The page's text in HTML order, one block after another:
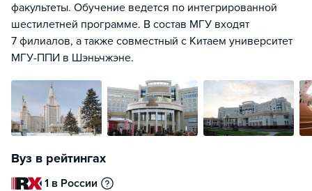
факультеты. Обучение ведется по интегрированной
шестилетней программе. В состав МГУ входят
7 филиалов, а также совместный с Китаем университет
МГУ-ППИ в Шэньчжэне.
Вуз в рейтингах
1 в России